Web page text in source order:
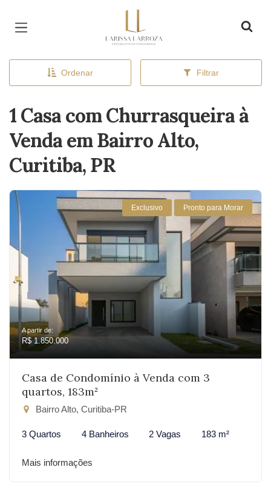
Ordenar Filtrar
1 Casa com Churrasqueira à
Venda em Bairro Alto,
Curitiba, PR
Exclusivo Pronto para Morar
A partir de:
R$ 1.850.000
Casa de Condomínio à Venda com 3
quartos, 183m²
Bairro Alto, Curitiba-PR
3 Quartos 4 Banheiros 2 Vagas 183 m²
Mais informações